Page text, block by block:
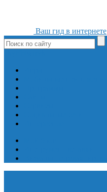
Ваш гид в интернете